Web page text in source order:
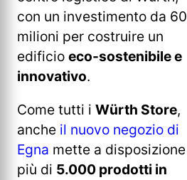
con un investimento da 60
milioni per costruire un
edificio eco-sostenibile e
innovativo.
Come tutti i Würth Store,
anche il nuovo negozio di
Egna mette a disposizione
più di 5.000 prodotti in